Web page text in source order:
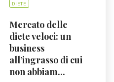
DIETE
Mercato delle
diete veloci: un
business
all’ingrasso di cui
non abbiam...